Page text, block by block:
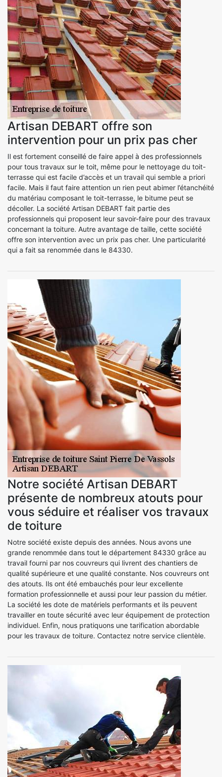
Artisan DEBART offre son
intervention pour un prix pas cher
Il est fortement conseillé de faire appel à des professionnels
pour tous travaux sur le toit, même pour le nettoyage du toit-
terrasse qui est facile d’accès et un travail qui semble a priori
facile. Mais il faut faire attention un rien peut abimer l’étanchéité
du matériau composant le toit-terrasse, le bitume peut se
décoller. La société Artisan DEBART fait partie des
professionnels qui proposent leur savoir-faire pour des travaux
concernant la toiture. Autre avantage de taille, cette société
offre son intervention avec un prix pas cher. Une particularité
qui a fait sa renommée dans le 84330.
Notre société Artisan DEBART
présente de nombreux atouts pour
vous séduire et réaliser vos travaux
de toiture
Notre société existe depuis des années. Nous avons une
grande renommée dans tout le département 84330 grâce au
travail fourni par nos couvreurs qui livrent des chantiers de
qualité supérieure et une qualité constante. Nos couvreurs ont
des atouts. Ils ont été embauchés pour leur excellente
formation professionnelle et aussi pour leur passion du métier.
La société les dote de matériels performants et ils peuvent
travailler en toute sécurité avec leur équipement de protection
individuel. Enfin, nous pratiquons une tarification abordable
pour les travaux de toiture. Contactez notre service clientèle.